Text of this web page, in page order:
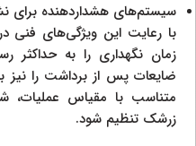
سیستم‌های هشداردهنده برای
با رعایت این ویژگی‌های فنی
زمان نگهداری را به حداکثر
ضایعات پس از برداشت را نیز
متناسب با مقیاس عملیات،
زرشک تنظیم شود.